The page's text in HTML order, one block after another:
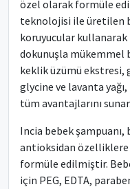
özel olarak formüle
teknolojisi ile üretilen
koruyucular
dokunuşla mükemmel
keklik üzümü ekstresi,
glycine ve lavanta
tüm avantajlarını sunar.
Incia bebek
antioksidan özelliklere
formüle edilmiştir.
için PEG, EDTA,